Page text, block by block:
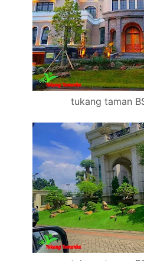
tukang taman